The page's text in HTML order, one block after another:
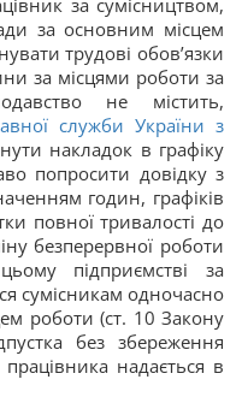
за сумісництвом,
за основним місцем
трудові обов’язки
за місцями роботи за
не містить,
служби України з
накладок в графіку
попросити довідку з
годин, графіків
повної тривалості до
безперервної роботи
підприємстві за
сумісникам одночасно
роботи (ст. 10 Закону
без збереження
надається в